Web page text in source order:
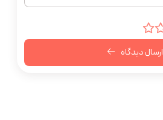
ارسال دیدگاه